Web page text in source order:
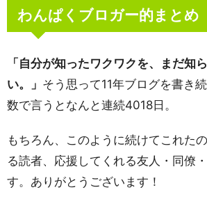
わんぱくブロガー的まとめ
「自分が知ったワクワクを、まだ知
い。」 そう思って11年ブログを書き
数で言うとなんと連続4018日。
もちろん、このように続けてこれた
る読者、応援してくれる友人・同僚
す。ありがとうございます！